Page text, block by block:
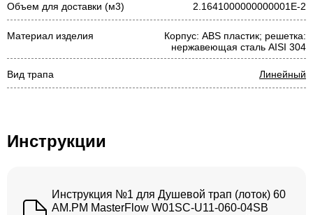
Объем для доставки (м3) 2.1641000000000001E-2
Материал изделия
Корпус: ABS пластик; решетка:
нержавеющая сталь AISI 304
Вид трапа Линейный
Инструкции
Инструкция №1 для Душевой трап (лоток) 60
AM.PM MasterFlow W01SC-U11-060-04SB